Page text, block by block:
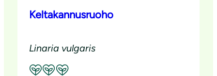
Keltakannusruoho
Linaria vulgaris
Suositeltavuus: Erinomainen pölyttäjäkasvi